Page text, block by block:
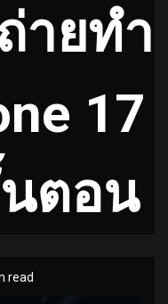
ายทำ
17
ตอน
read